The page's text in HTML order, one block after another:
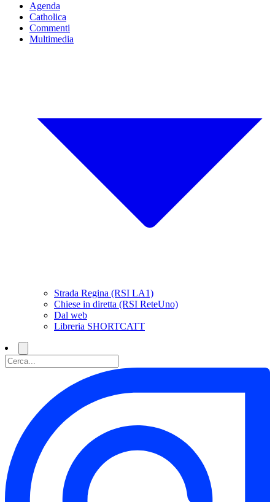
Agenda
Catholica
Commenti
Multimedia
Strada Regina (RSI LA1)
Chiese in diretta (RSI ReteUno)
Dal web
Libreria SHORTCATT